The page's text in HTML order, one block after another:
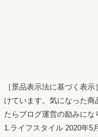
［景品表示法に基づく表
けています。気になった
たらブログ運営の励みにな
1.ライフスタイル 投
2020年5